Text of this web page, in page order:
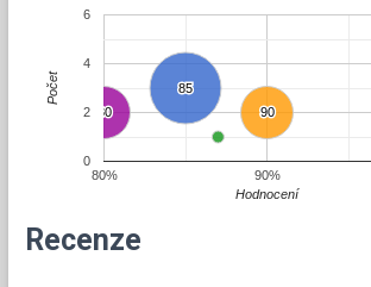
85
85
90
90
80
80
80% 90%
0
2
4
6
Hodnocení
Počet
Recenze